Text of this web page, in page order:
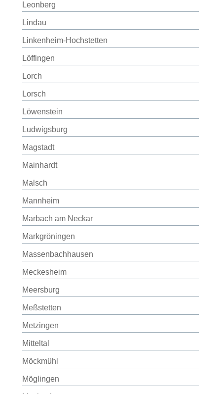
Leonberg
Lindau
Linkenheim-Hochstetten
Löffingen
Lorch
Lorsch
Löwenstein
Ludwigsburg
Magstadt
Mainhardt
Malsch
Mannheim
Marbach am Neckar
Markgröningen
Massenbachhausen
Meckesheim
Meersburg
Meßstetten
Metzingen
Mitteltal
Möckmühl
Möglingen